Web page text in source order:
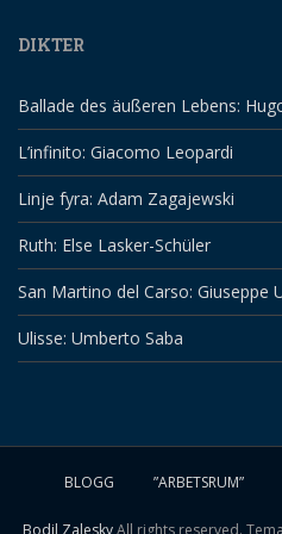
DIKTER
Ballade des äußeren Lebens:
L’infinito: Giacomo Leopardi
Linje fyra: Adam Zagajewski
Ruth: Else Lasker-Schüler
San Martino del Carso: Giuseppe
Ulisse: Umberto Saba
BLOGG ”ARBETSRUM”